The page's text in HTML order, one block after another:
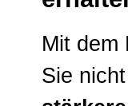
Mit dem
Sie